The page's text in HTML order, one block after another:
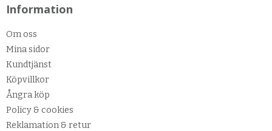
Information
Om oss
Mina sidor
Kundtjänst
Köpvillkor
Ångra köp
Policy & cookies
Reklamation & retur